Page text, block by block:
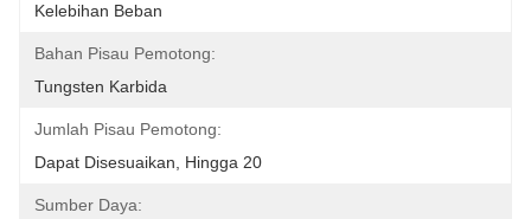
Kelebihan Beban
Bahan Pisau Pemotong:
Tungsten Karbida
Jumlah Pisau Pemotong:
Dapat Disesuaikan, Hingga 20
Sumber Daya: